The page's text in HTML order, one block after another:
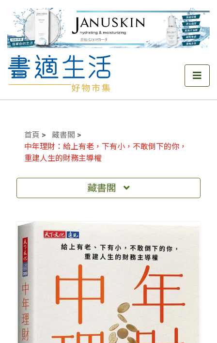
首頁
藏書閣
中年理財：給上有老，下有小，不敢倒下的你，
重建人生的財務主導權
藏書閣